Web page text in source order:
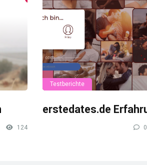
124
Testberichte
erstedates.de
0